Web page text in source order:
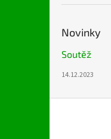
Novinky
Soutěž
14.12.2023